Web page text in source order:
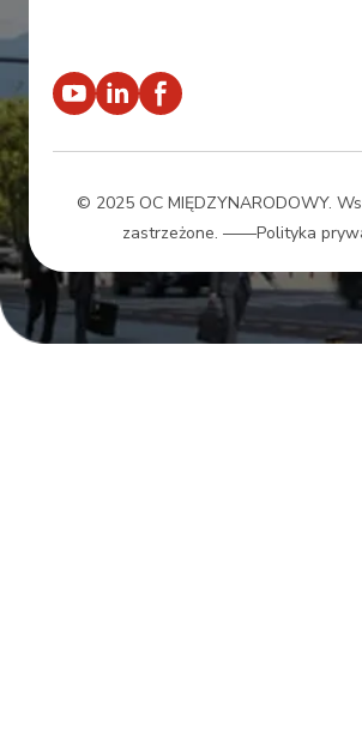
© 2025 OC MIĘDZYNARODOWY.
zastrzeżone. ——Polityka